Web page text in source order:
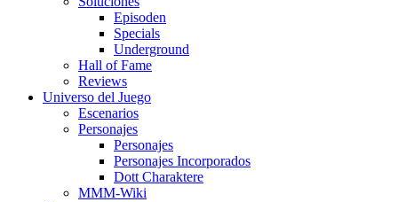
Episoden
Specials
Underground
Hall of Fame
Reviews
Universo del Juego
Escenarios
Personajes
Personajes
Personajes Incorporados
Dott Charaktere
MMM-Wiki